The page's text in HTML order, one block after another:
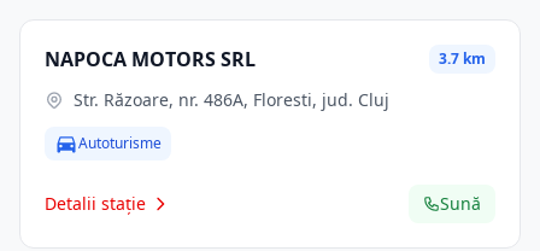
NAPOCA MOTORS SRL 3.7 km
Str. Răzoare, nr. 486A, Floresti, jud. Cluj
Autoturisme
Detalii stație Sună